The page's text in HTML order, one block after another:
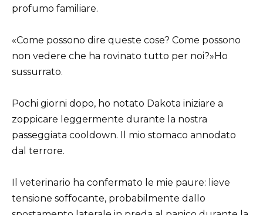
profumo familiare.
«Come possono dire queste cose? Come possono
non vedere che ha rovinato tutto per noi?»Ho
sussurrato.
Pochi giorni dopo, ho notato Dakota iniziare a
zoppicare leggermente durante la nostra
passeggiata cooldown. Il mio stomaco annodato
dal terrore.
Il veterinario ha confermato le mie paure: lieve
tensione soffocante, probabilmente dallo